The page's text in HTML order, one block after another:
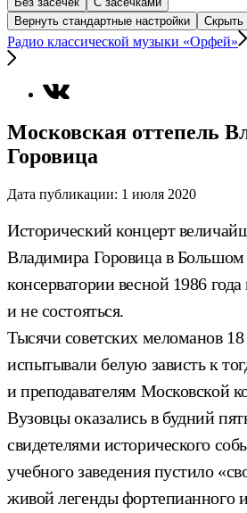
Вернуть стандартные настройки
Скрыть
Радио классической музыки «Орфей»
Московская оттепель
Горовица
Дата публикации: 1 июля 2020
Исторический концерт
Владимира Горовица в Большом
консерватории весной 1986 года
и не состояться.
Тысячи советских меломанов 18
испытывали белую зависть к
и преподавателям Московской
Вузовцы оказались в будний
свидетелями исторического
учебного заведения пустило
живой легенды фортепианного